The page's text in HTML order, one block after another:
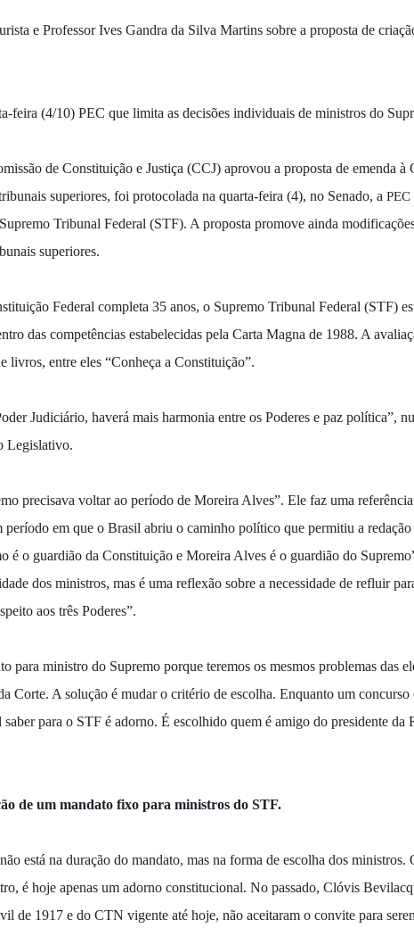
e Professor Ives Gandra da Silva Martins sobre a proposta de
feira (4/10) PEC que limita as decisões individuais de ministros do
de Constituição e Justiça (CCJ) aprovou a proposta de emenda à
superiores, foi protocolada na quarta-feira (4), no Senado, a
Tribunal Federal (STF). A proposta promove ainda
superiores.
Federal completa 35 anos, o Supremo Tribunal Federal (STF)
das competências estabelecidas pela Carta Magna de 1988. A
livros, entre eles “Conheça a Constituição”.
Judiciário, haverá mais harmonia entre os Poderes e paz política”,
Legislativo.
precisava voltar ao período de Moreira Alves”. Ele faz uma
período em que o Brasil abriu o caminho político que permitiu a
é o guardião da Constituição e Moreira Alves é o guardião do
dos ministros, mas é uma reflexão sobre a necessidade de refluir
aos três Poderes”.
para ministro do Supremo porque teremos os mesmos problemas das
Corte. A solução é mudar o critério de escolha. Enquanto um
para o STF é adorno. É escolhido quem é amigo do presidente da
de um mandato fixo para ministros do STF.
está na duração do mandato, mas na forma de escolha dos ministros.
é hoje apenas um adorno constitucional. No passado, Clóvis
de 1917 e do CTN vigente até hoje, não aceitaram o convite para